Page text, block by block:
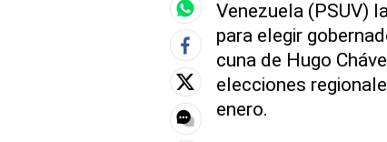
Venezuela (PSUV)
para elegir
cuna de Hugo
elecciones
enero.